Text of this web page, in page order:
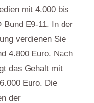
mit 4.000 bis
Bund E9-11. In der
verdienen Sie
4.800 Euro. Nach
das Gehalt mit
Euro. Die
der